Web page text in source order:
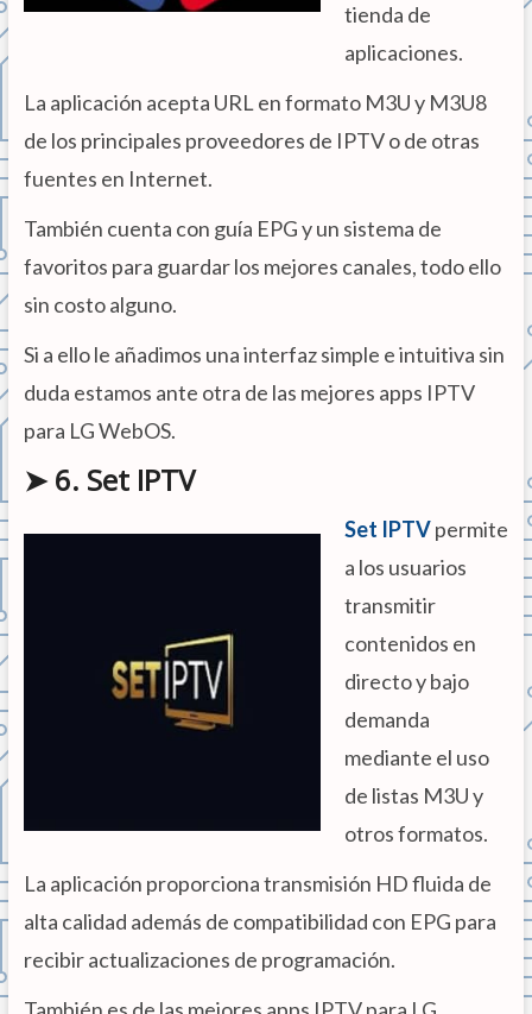
tienda de
aplicaciones.
La aplicación acepta URL en formato M3U y M3U8
de los principales proveedores de IPTV o de otras
fuentes en Internet.
También cuenta con guía EPG y un sistema de
favoritos para guardar los mejores canales, todo ello
sin costo alguno.
Si a ello le añadimos una interfaz simple e intuitiva sin
duda estamos ante otra de las mejores apps IPTV
para LG WebOS.
➤ 6. Set IPTV
Set IPTVpermite
a los usuarios
transmitir
contenidos en
directo y bajo
demanda
mediante el uso
de listas M3U y
otros formatos.
La aplicación proporciona transmisión HD fluida de
alta calidad además de compatibilidad con EPG para
recibir actualizaciones de programación.